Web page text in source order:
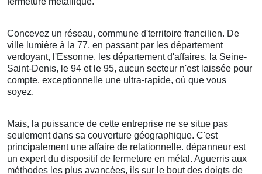
Concevez un réseau, commune d'territoire francilien. De
ville lumière à la 77, en passant par les département
verdoyant, l'Essonne, les département d'affaires, la Seine-
Saint-Denis, le 94 et le 95, aucun secteur n'est laissée pour
compte. exceptionnelle une ultra-rapide, où que vous
soyez.
Mais, la puissance de cette entreprise ne se situe pas
seulement dans sa couverture géographique. C'est
principalement une affaire de relationnelle. dépanneur est
un expert du dispositif de fermeture en métal. Aguerris aux
méthodes les plus avancées, ils sur le bout des doigts de